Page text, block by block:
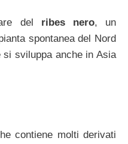
del ribes nero, un
spontanea del Nord
sviluppa anche in Asia
contiene molti derivati